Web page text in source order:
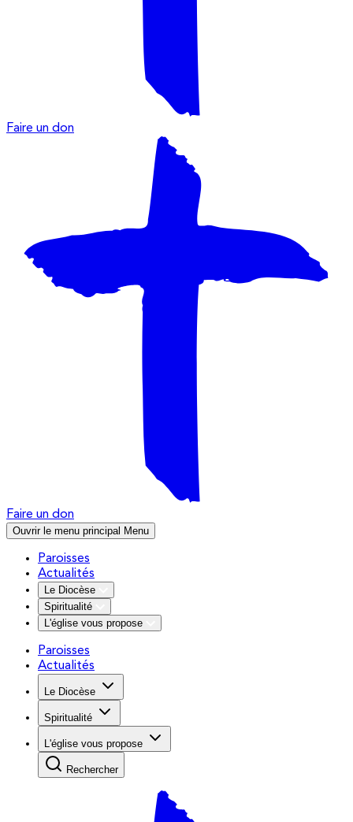
Faire un don
Faire un don
Ouvrir le menu principal Menu
Paroisses
Actualités
Le Diocèse
Spiritualité
L'église vous propose
Paroisses
Actualités
Le Diocèse
Spiritualité
L'église vous propose
Rechercher